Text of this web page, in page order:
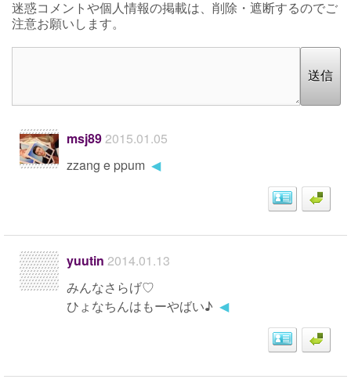
迷惑コメントや個人情報の掲載は、削除・遮断するのでご
注意お願いします。
送信
msj892015.01.05
zzang e ppum ◀
yuutin 2014.01.13
みんなさらげ♡
ひょなちんはもーやばい♪ ◀